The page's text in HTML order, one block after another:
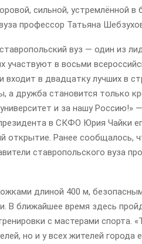
сильной, устремлённой в
профессор Татьяна
вуз — один из
участвуют в восьми
в двадцатку лучших в
а дружба становится только
и за нашу Россию!»
в СКФО Юрия Чайки
открытие. Ранее сообщалось,
ставропольского вуза
длиной 400 м,
В ближайшее время здесь
с мастерами спорта.
но и у всех жителей города